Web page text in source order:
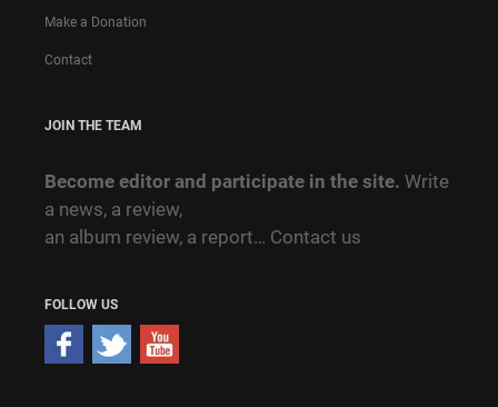
Make a Donation
Contact
JOIN THE TEAM
Become editor and participate in the site. Write
a news, a review,
an album review, a report… Contact us
FOLLOW US